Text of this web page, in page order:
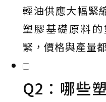
輕油供應大幅緊
塑膠基礎原料
緊，價格與產量
Q2：哪些